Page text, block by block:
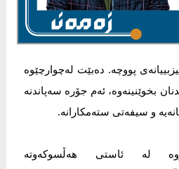
پووچە. دەبێت لەچوارچێوە
بخوێنینەوە، ئەم جۆرە سەپاندنە
و سیفەتی ستەمکارانە.
لە ئاستی هەڵسوکەوتە